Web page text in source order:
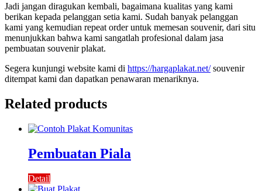
Jadi jangan diragukan kembali, bagaimana kualitas yang kami
berikan kepada pelanggan setia kami. Sudah banyak pelanggan
kami yang kemudian repeat order untuk memesan souvenir, dari situ
menunjukkan bahwa kami sangatlah profesional dalam jasa
pembuatan souvenir plakat.
Segera kunjungi website kami di https://hargaplakat.net/souvenir
ditempat kami dan dapatkan penawaran menariknya.
Related products
Pembuatan Piala
Detail